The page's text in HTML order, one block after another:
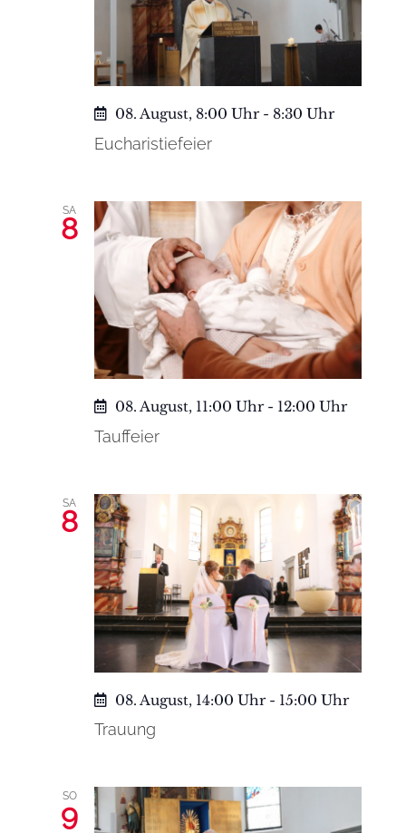
08. August, 8:00 Uhr- 8:30 Uhr
Eucharistiefeier
SA
8
08. August, 11:00 Uhr- 12:00 Uhr
Tauffeier
SA
8
08. August, 14:00 Uhr- 15:00 Uhr
Trauung
SO
9